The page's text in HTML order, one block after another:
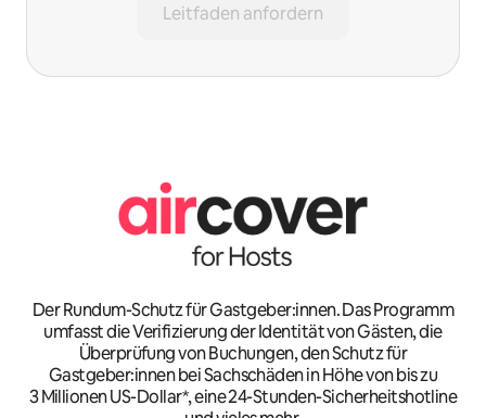
Leitfaden anfordern
Der Rundum-Schutz für Gastgeber:innen. Das Programm
umfasst die Verifizierung der Identität von Gästen, die
Überprüfung von Buchungen, den Schutz für
Gastgeber:innen bei Sachschäden in Höhe von bis zu
3 Millionen US-Dollar*, eine 24-Stunden-Sicherheitshotline